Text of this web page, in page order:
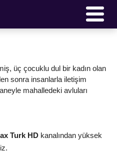
üç çocuklu dul bir kadın olan
sonra insanlarla iletişim
mahalledeki avluları
Turk HD kanalından yüksek